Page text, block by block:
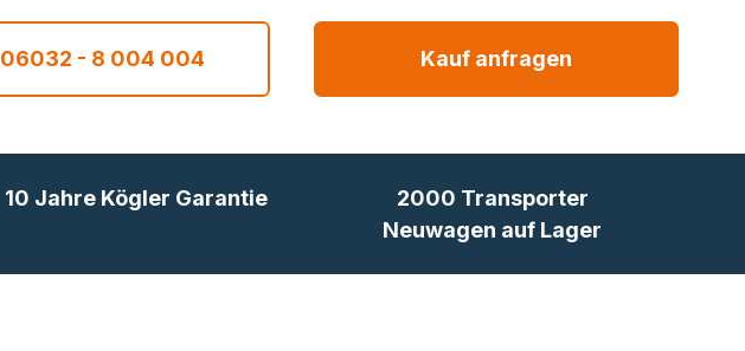
06032 - 8 004 004 Kauf anfragen
10 Jahre Kögler Garantie
2000 Transporter
Neuwagen auf Lager